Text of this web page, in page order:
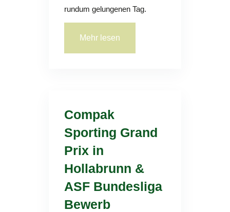
rundum gelungenen Tag.
Mehr lesen
Compak
Sporting Grand
Prix in
Hollabrunn &
ASF Bundesliga
Bewerb